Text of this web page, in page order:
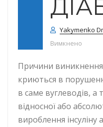
Yakymenko
Вимкнено
Причини
криються в
в саме вуглеводів, а
відносної або
вироблення інсуліну